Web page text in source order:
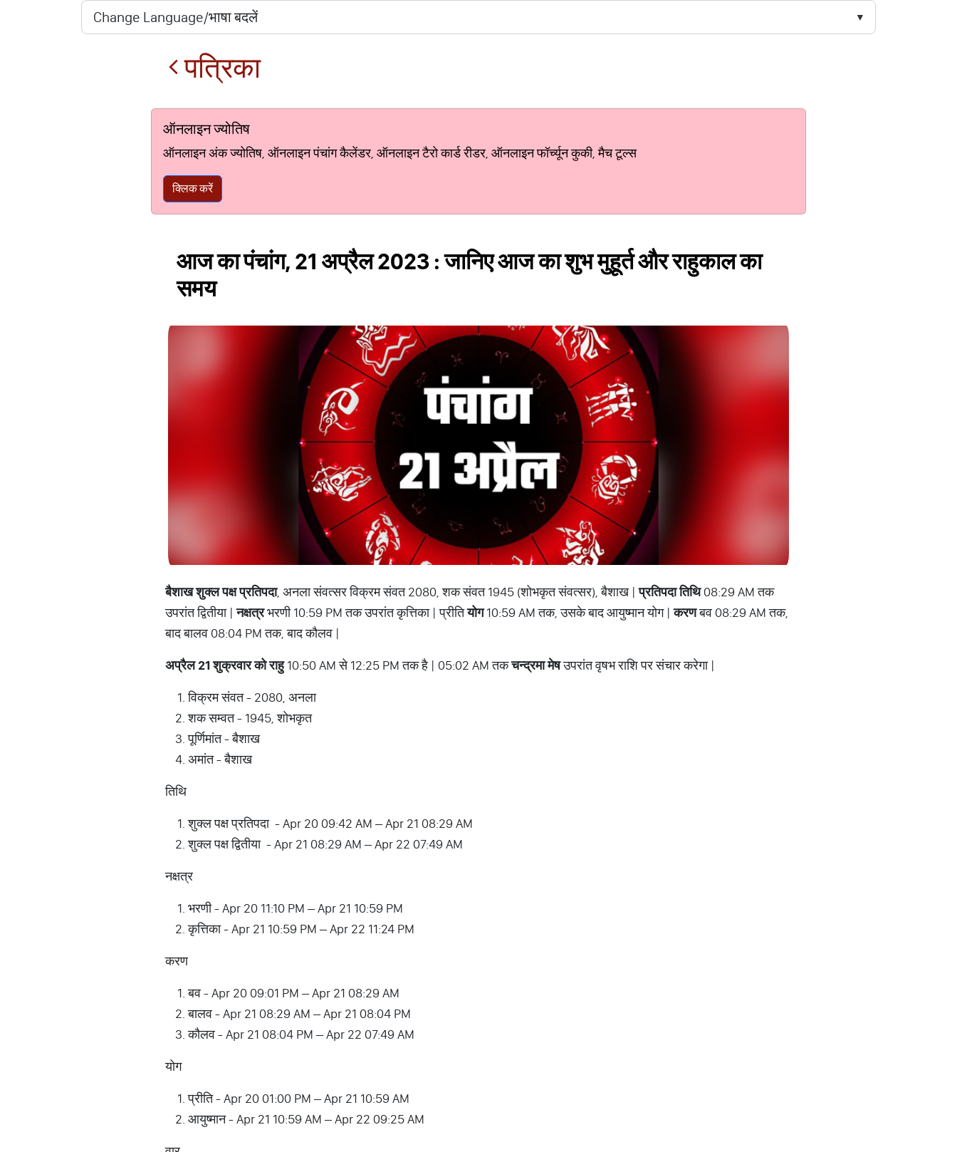
पत्रिका
ऑनलाइन ज्योतिष
ऑनलाइन अंक ज्योतिष, ऑनलाइन पंचांग कैलेंडर, ऑनलाइन टैरो कार्ड रीडर, ऑनलाइन फॉर्च्यून कुकी, मैच टूल्स
क्लिक करें
आज का पंचांग, 21 अप्रैल 2023 : जानिए आज का शुभ मुहूर्त और राहुकाल का
समय
बैशाख शुक्ल पक्ष प्रतिपदा, अनला संवत्सर विक्रम संवत 2080, शक संवत 1945 (शोभकृत संवत्सर), बैशाख |प्रतिपदा तिथि08:29 AM तक
उपरांत द्वितीया |नक्षत्रभरणी 10:59 PM तक उपरांत कृत्तिका | प्रीतियोग10:59 AM तक, उसके बाद आयुष्मान योग |करणबव 08:29 AM तक,
बाद बालव 08:04 PM तक, बाद कौलव |
अप्रैल 21 शुक्रवार को राहु10:50 AM से 12:25 PM तक है | 05:02 AM तकचन्द्रमा मेषउपरांत वृषभ राशि पर संचार करेगा |
विक्रम संवत - 2080, अनला
शक सम्वत - 1945, शोभकृत
पूर्णिमांत - बैशाख
अमांत - बैशाख
तिथि
शुक्ल पक्ष प्रतिपदा - Apr 20 09:42 AM – Apr 21 08:29 AM
शुक्ल पक्ष द्वितीया - Apr 21 08:29 AM – Apr 22 07:49 AM
नक्षत्र
भरणी - Apr 20 11:10 PM – Apr 21 10:59 PM
कृत्तिका - Apr 21 10:59 PM – Apr 22 11:24 PM
करण
बव - Apr 20 09:01 PM – Apr 21 08:29 AM
बालव - Apr 21 08:29 AM – Apr 21 08:04 PM
कौलव - Apr 21 08:04 PM – Apr 22 07:49 AM
योग
प्रीति - Apr 20 01:00 PM – Apr 21 10:59 AM
आयुष्मान - Apr 21 10:59 AM – Apr 22 09:25 AM